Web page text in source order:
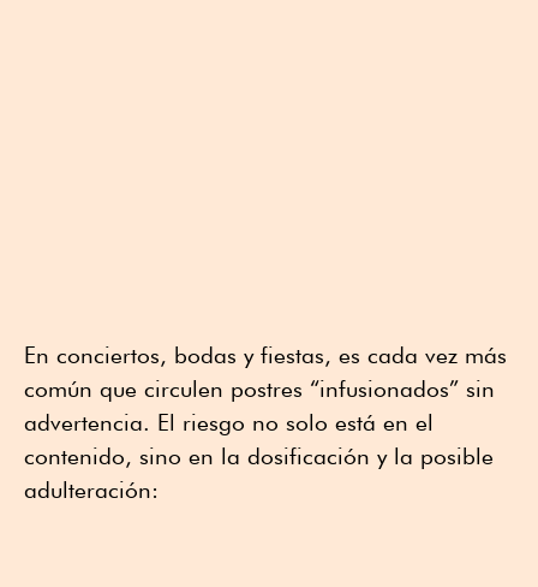
En conciertos, bodas y fiestas, es cada vez más
común que circulen postres “infusionados” sin
advertencia. El riesgo no solo está en el
contenido, sino en la dosificación y la posible
adulteración: